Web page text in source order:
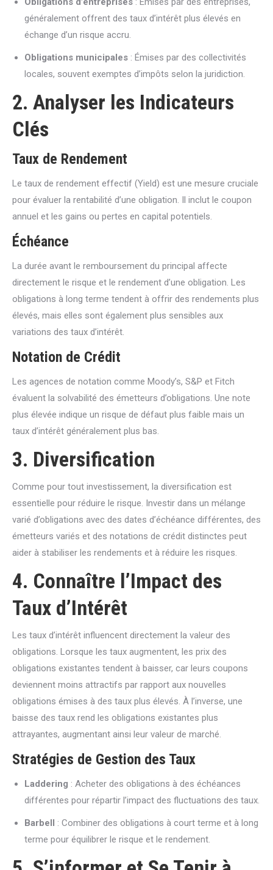
généralement offrent des taux d’intérêt plus élevés en
échange d’un risque accru.
Obligations municipales : Émises par des collectivités
locales, souvent exemptes d’impôts selon la juridiction.
2. Analyser les Indicateurs
Clés
Taux de Rendement
Le taux de rendement effectif (Yield) est une mesure cruciale
pour évaluer la rentabilité d’une obligation. Il inclut le coupon
annuel et les gains ou pertes en capital potentiels.
Échéance
La durée avant le remboursement du principal affecte
directement le risque et le rendement d’une obligation. Les
obligations à long terme tendent à offrir des rendements plus
élevés, mais elles sont également plus sensibles aux
variations des taux d’intérêt.
Notation de Crédit
Les agences de notation comme Moody’s, S&P et Fitch
évaluent la solvabilité des émetteurs d’obligations. Une note
plus élevée indique un risque de défaut plus faible mais un
taux d’intérêt généralement plus bas.
3. Diversification
Comme pour tout investissement, la diversification est
essentielle pour réduire le risque. Investir dans un mélange
varié d’obligations avec des dates d’échéance différentes, des
émetteurs variés et des notations de crédit distinctes peut
aider à stabiliser les rendements et à réduire les risques.
4. Connaître l’Impact des
Taux d’Intérêt
Les taux d’intérêt influencent directement la valeur des
obligations. Lorsque les taux augmentent, les prix des
obligations existantes tendent à baisser, car leurs coupons
deviennent moins attractifs par rapport aux nouvelles
obligations émises à des taux plus élevés. À l’inverse, une
baisse des taux rend les obligations existantes plus
attrayantes, augmentant ainsi leur valeur de marché.
Stratégies de Gestion des Taux
Laddering : Acheter des obligations à des échéances
différentes pour répartir l’impact des fluctuations des taux.
Barbell : Combiner des obligations à court terme et à long
terme pour équilibrer le risque et le rendement.